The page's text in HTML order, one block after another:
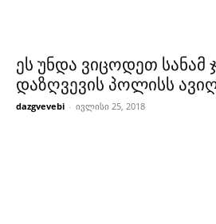
ეს უნდა ვიცოდეთ
დაზღვევის პოლისს
dazgvevebi - ივლისი 25, 2018